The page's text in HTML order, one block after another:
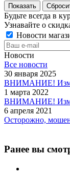
Будьте всегда в
Узнавайте о
Новости
Новости
Все новости
30 января 2025
ВНИМАНИЕ!
1 марта 2022
ВНИМАНИЕ!
6 апреля 2021
Осторожно,
Ранее вы